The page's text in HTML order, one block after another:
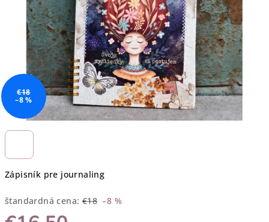
Zápisník pre journaling
štandardná cena: €18 –8 %
€18
–8 %